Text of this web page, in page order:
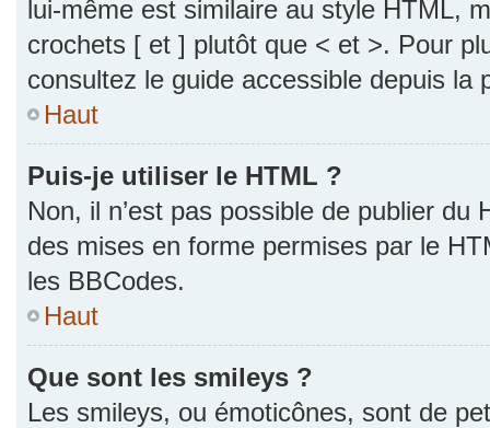
lui-même est similaire au style HTML,
crochets [ et ] plutôt que < et >. Pour
consultez le guide accessible depuis la
Haut
Puis-je utiliser le HTML ?
Non, il n’est pas possible de publier
des mises en forme permises par le
les BBCodes.
Haut
Que sont les smileys ?
Les smileys, ou émoticônes, sont de